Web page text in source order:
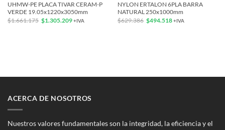
UHMW-PE PLACA TIVAR CERAM-P
VERDE 19.05x1220x3050mm
$1.661.175 El
precio
$1.305.209El+IVA
NYLON ERTALON 6PLA BARRA
NATURAL 250x1000mm
$629.386 El
precio
$494.518El+IVA
ACERCA DE NOSOTROS
Nuestros valores fundamentales son la integridad, la eficiencia y el